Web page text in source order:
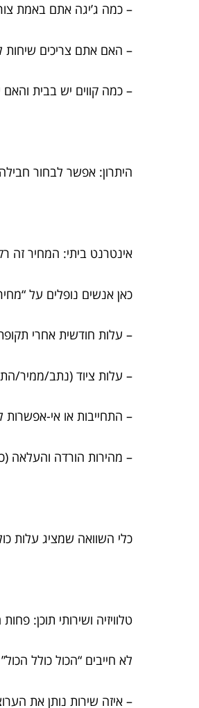
– כמה ג’יגה אתם באמת
– האם אתם צריכים שיחות
– כמה קווים יש בבית
היתרון: אפשר לבחור
אינטרנט ביתי: המחיר זה
כאן אנשים נופלים על
– עלות חודשית אחרי
– עלות ציוד (נתב/ממיר/
– התחייבות או אי-אפשרות
– מהירות הורדה והעלאה
כלי השוואה שמציג עלות כוללת לאורך 12 חודשים, נותן תמונה אמיתית. וזה
טלוויזיה ושירותי תוכן:
לא חייבים “הכול כולל
– איזה שירות נותן את